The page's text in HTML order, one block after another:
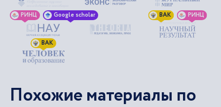
РИНЦ Google scholar ВАК РИНЦ
ВАК
Похожие материалы по